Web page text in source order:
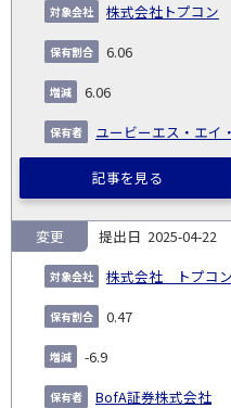
株式会社トプコン
6.06
6.06
ユービーエス・エイ
記事を見る
2025-04-22
株式会社 トプコン
変更
0.47
-6.9
BofA証券株式会社